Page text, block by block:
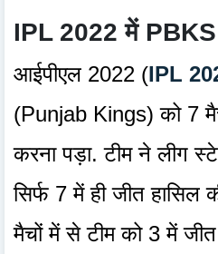
IPL 2022 में PBKS
आईपीएल 2022 (IPL
(Punjab Kings) को 7
करना पड़ा. टीम ने लीग
सिर्फ 7 में ही जीत
मैचों में से टीम को 3 में